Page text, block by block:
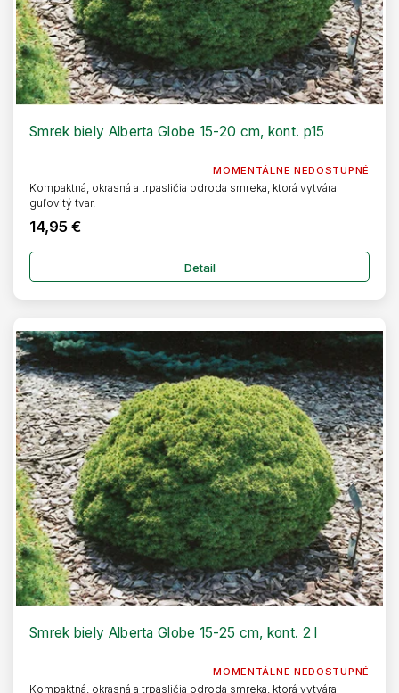
Smrek biely Alberta Globe 15-20 cm, kont. p15
MOMENTÁLNE NEDOSTUPNÉ
14,95 €
Detail
Kompaktná, okrasná a trpasličia odroda smreka, ktorá vytvára
guľovitý tvar.
Smrek biely Alberta Globe 15-25 cm, kont. 2 l
MOMENTÁLNE NEDOSTUPNÉ
Kompaktná, okrasná a trpasličia odroda smreka, ktorá vytvára